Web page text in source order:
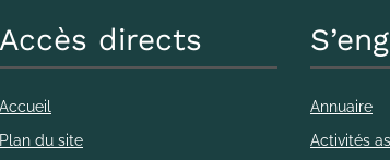
Accès directs
Accueil
Plan du site
Annuaire
Activités